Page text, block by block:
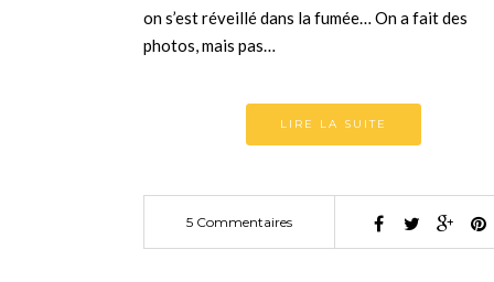
on s’est réveillé dans la fumée… On a fait des
photos, mais pas…
LIRE LA SUITE
5 Commentaires